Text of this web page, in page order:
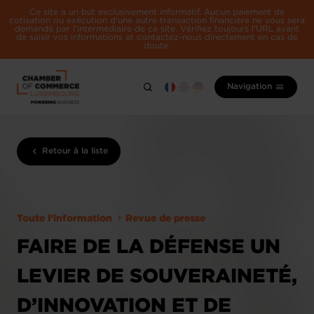
Ce site a un but exclusivement informatif. Aucun paiement de
cotisation ou exécution d'une autre transaction financière ne vous sera
demandé par l'intermédiaire de ce site. Vérifiez toujours l'URL avant
de saisir vos informations et contactez-nous directement en cas de
doute.
Navigation
Retour à la liste
Toute l'information Revue de presse
FAIRE DE LA DÉFENSE UN
LEVIER DE SOUVERAINETÉ,
D’INNOVATION ET DE